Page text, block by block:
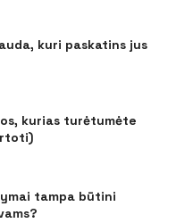
kuri paskatins jus
kurias turėtumėte
tampa būtini